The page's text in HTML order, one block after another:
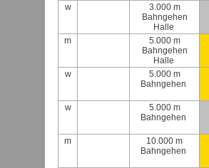
w
3.000 m
Bahngehen
Halle
m
5.000 m
Bahngehen
Halle
w
5.000 m
Bahngehen
w
5.000 m
Bahngehen
m
10.000 m
Bahngehen